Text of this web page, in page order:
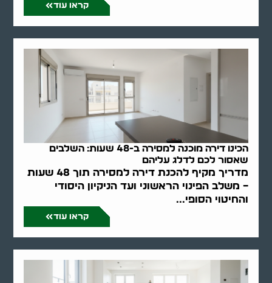
קראו עוד
הכינו דירה מוכנה למסירה ב-48 שעות: השלבים
שאסור לכם לדלג עליהם
מדריך מקיף להכנת דירה למסירה תוך 48 שעות
– משלב הפינוי הראשוני ועד הניקיון היסודי
והחיטוי הסופי...
קראו עוד